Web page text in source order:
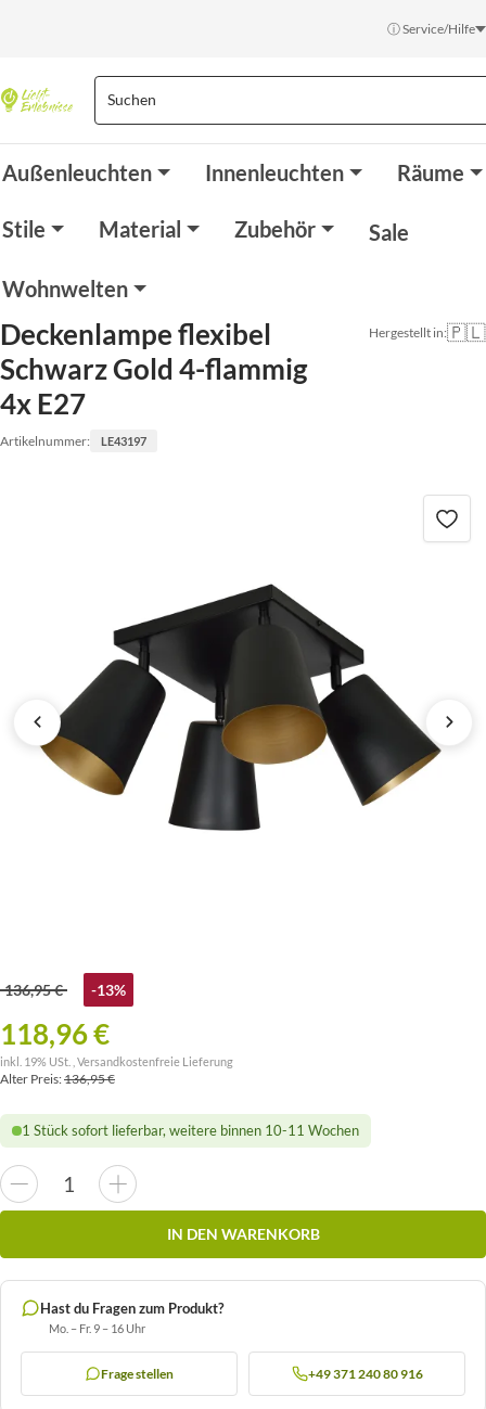
ⓘ Service/Hilfe
Außenleuchten Innenleuchten Räume
Stile Material Zubehör Sale
Wohnwelten
Deckenlampe flexibel
Schwarz Gold 4-flammig
4x E27
Artikelnummer: LE43197
Hergestellt in:🇵🇱
136,95 € -13%
118,96 €
inkl. 19% USt. , Versandkostenfreie Lieferung
Alter Preis:136,95 €
1 Stück sofort lieferbar, weitere binnen 10-11 Wochen
IN DEN WARENKORB
Hast du Fragen zum Produkt?
Mo. – Fr. 9 – 16 Uhr
Frage stellen +49 371 240 80 916